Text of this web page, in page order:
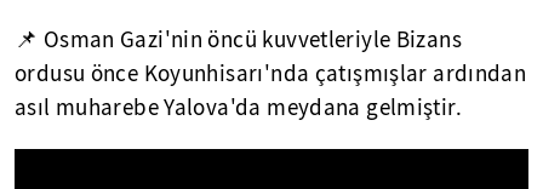
📌 Osman Gazi'nin öncü kuvvetleriyle Bizans
ordusu önce Koyunhisarı'nda çatışmışlar ardından
asıl muharebe Yalova'da meydana gelmiştir.